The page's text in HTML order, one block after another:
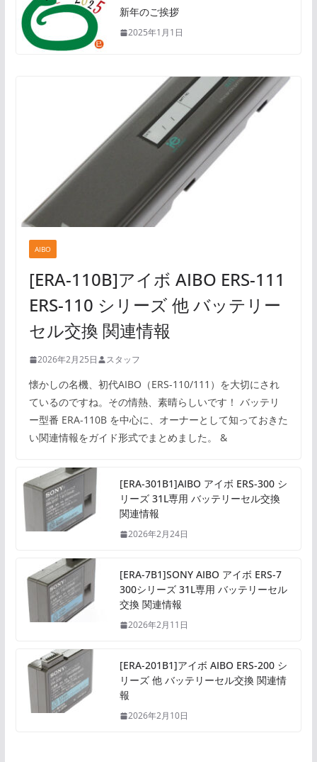
新年のご挨拶
2025年1月1日
AIBO
[ERA-110B]アイボ AIBO ERS-111
ERS-110 シリーズ 他 バッテリー
セル交換 関連情報
2026年2月25日 スタッフ
懐かしの名機、初代AIBO（ERS-110/111）を大切にされ
ているのですね。その情熱、素晴らしいです！ バッテリ
ー型番 ERA-110B を中心に、オーナーとして知っておきた
い関連情報をガイド形式でまとめました。 &
[ERA-301B1]AIBO アイボ ERS-300 シ
リーズ 31L専用 バッテリーセル交換
関連情報
2026年2月24日
[ERA-7B1]SONY AIBO アイボ ERS-7
300シリーズ 31L専用 バッテリーセル
交換 関連情報
2026年2月11日
[ERA-201B1]アイボ AIBO ERS-200 シ
リーズ 他 バッテリーセル交換 関連情
報
2026年2月10日